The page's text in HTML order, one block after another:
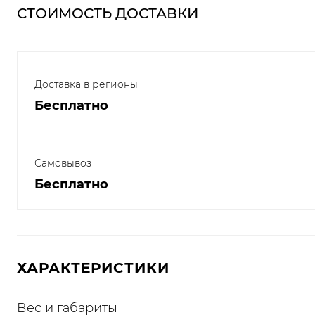
СТОИМОСТЬ ДОСТАВКИ
Доставка в регионы
Бесплатно
Самовывоз
Бесплатно
ХАРАКТЕРИСТИКИ
Вес и габариты